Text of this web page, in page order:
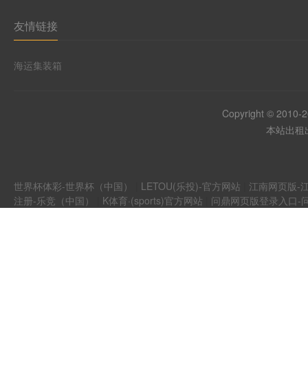
友情链接
海运集装箱
Copyright © 2010-
本站出
世界杯体彩-世界杯（中国） LETOU(乐投)-官方网站
江南网页版-
注册-乐竞（中国）
K体育·(sports)官方网站 问鼎网页版登录入口-